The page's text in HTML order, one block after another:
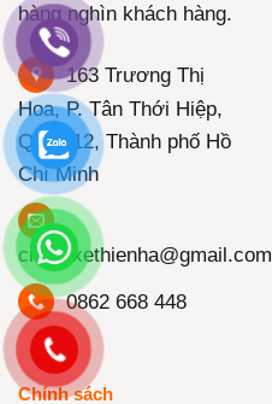
hàng nghìn khách hàng.
163 Trương Thị
Hoa, P. Tân Thới Hiệp,
Quận 12, Thành phố Hồ
Chí Minh
chanhxethienha@gmail.com
0862 668 448
Chính sách